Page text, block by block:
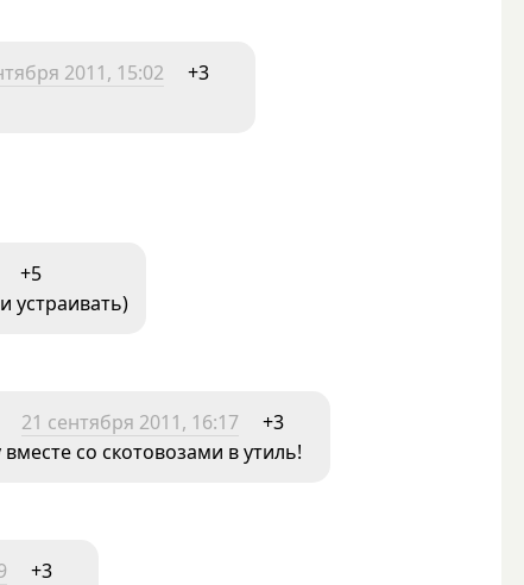
2011, 15:02
+3
+5
устраивать)
21 сентября 2011, 16:17
+3
со скотовозами в утиль!
+3